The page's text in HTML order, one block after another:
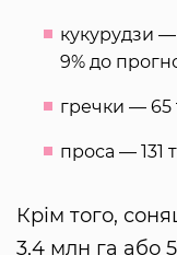
кукурудзи —
9% до
гречки — 65
проса — 131
Крім того,
3,4 млн га або